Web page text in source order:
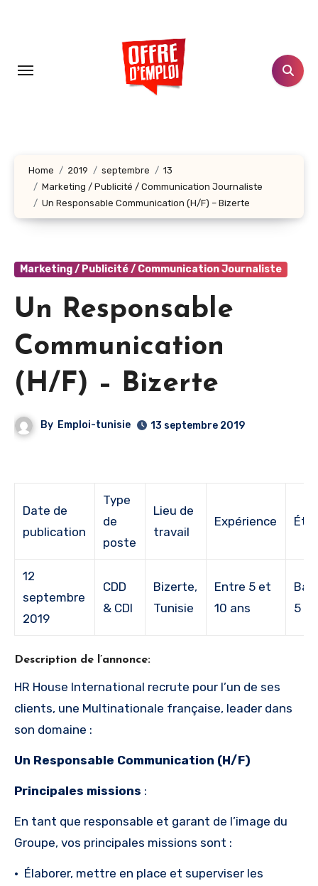
principal
Home 2019 septembre
13
Marketing / Publicité / Communication Journaliste
Un Responsable Communication (H/F) – Bizerte
Marketing / Publicité / Communication Journaliste
Un Responsable
Communication
(H/F) – Bizerte
By Emploi-tunisie 13 septembre 2019
Date de
publication
Type
de
poste
Lieu de
travail
Expérience
12
septembre
2019
CDD
& CDI
Bizerte,
Tunisie
Entre 5 et
10 ans
Bac
5
Description de l’annonce:
HR House International recrute pour l’un de ses
clients, une Multinationale française, leader dans
son domaine :
Un Responsable Communication (H/F)
Principales missions :
En tant que responsable et garant de l’image du
Groupe, vos principales missions sont :
· Élaborer, mettre en place et superviser les